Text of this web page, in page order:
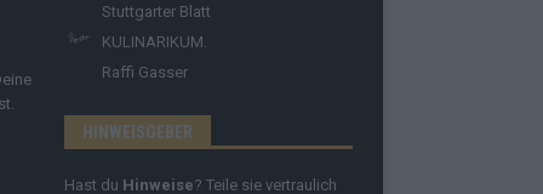
Stuttgarter Blatt
KULINARIKUM.
Raffi Gasser
HINWEISGEBER
Hast du Hinweise? Teile sie vertraulich